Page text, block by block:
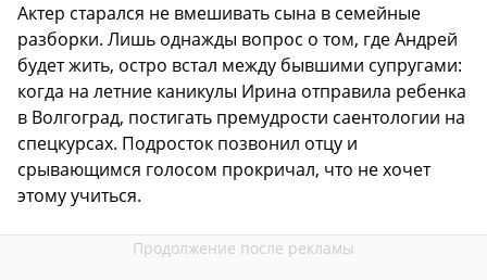
Актер старался не вмешивать сына в семейные
разборки. Лишь однажды вопрос о том, где Андрей
будет жить, остро встал между бывшими супругами:
когда на летние каникулы Ирина отправила ребенка
в Волгоград, постигать премудрости саентологии на
спецкурсах. Подросток позвонил отцу и
срывающимся голосом прокричал, что не хочет
этому учиться.